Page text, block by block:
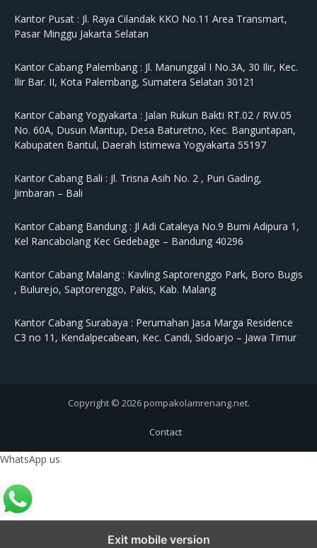
Kantor Pusat : Jl. Raya Cilandak KKO No.11 Area Transmart,
Pasar Minggu Jakarta Selatan
Kantor Cabang Palembang : Jl. Manunggal I No.3A, 30 Ilir, Kec.
Ilir Bar. II, Kota Palembang, Sumatera Selatan 30121
Kantor Cabang Yogyakarta : Jalan Rukun Bakti RT.02 / RW.05
No. 60A, Dusun Mantup, Desa Baturetno, Kec. Banguntapan,
Kabupaten Bantul, Daerah Istimewa Yogyakarta 55197
Kantor Cabang Bali : Jl. Trisna Asih No. 2 , Puri Gading,
Jimbaran – Bali
Kantor Cabang Bandung : Jl Adi Cataleya No.9 Bumi Adipura 1,
Kel Rancabolang Kec Gedebage – Bandung 40296
Kantor Cabang Malang : Kavling Saptorenggo Park, Boro Bugis
, Bulurejo, Saptorenggo, Pakis, Kab. Malang
Kantor Cabang Surabaya : Perumahan Jasa Marga Residence
C3 no 11, Kendalpecabean, Kec. Candi, Sidoarjo – Jawa Timur
Copyright © 2026 pompakolamrenang.net.
Contact
WhatsApp us
Exit mobile version